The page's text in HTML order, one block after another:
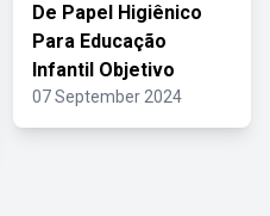
De Papel Higiênico
Para Educação
Infantil Objetivo
07 September 2024